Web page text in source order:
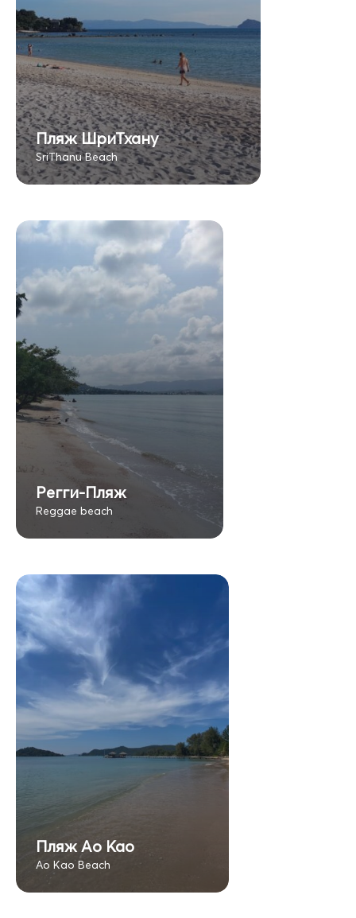
Пляж ШриТхану
SriThanu Beach
Регги-Пляж
Reggae beach
Пляж Ао Као
Ao Kao Beach